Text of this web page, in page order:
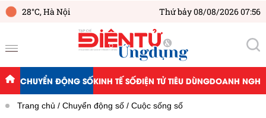
28°C,Hà Nội Thứ bảy 08/08/2026 07:56
CHUYỂN ĐỘNG SỐKINH TẾ SỐĐIỆN TỬ TIÊU DÙNGDOANH
Trang chủ Chuyển động số Cuộc sống số